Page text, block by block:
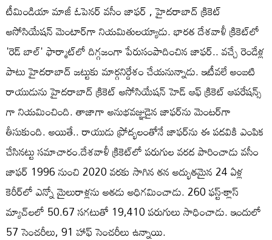
టీమిండియా మాజీ ఓపెనర్‌ వసీం జాఫర్ , హైదరాబాద్ క్రికెట్
అసోసియేషన్ మెంటార్‌గా నియమితులయ్యాడు. భారత దేశవాళీ క్రికెట్‌లో
'రెడ్ బాల్' ఫార్మాట్‌లో దిగ్గజంగా పేరుసంపాదించిన జాఫర్.. వచ్చే రెండేళ్ల
పాటు హైదరాబాద్‌ జట్టుకు మార్గనిర్దేశం చేయనున్నాడు. ఇటీవలే అంబటి
రాయుడును హైదరాబాద్ క్రికెట్ అసోసియేషన్ హెడ్ ఆఫ్ క్రికెట్ ఆపరేషన్స్
గా నియమించింది. తాజాగా అనుభవజ్ఞుడైన జాఫర్‌ను మెంటర్‌గా
తీసుకుంది. అయితే.. రాయుడు ప్రోద్భలంతోనే జాఫర్‌ను ఈ పదవికి ఎంపిక
చేసినట్టు సమాచారం.దేశవాళీ క్రికెట్‌లో పరుగుల వరద పారించాడు వసీం
జాఫర్ 1996 నుంచి 2020 వరకు సాగిన తన అద్భుతమైన 24 ఏళ్ల
కెరీర్‌లో ఎన్నో మైలురాళ్లను అతడు అధిగమించాడు. 260 ఫస్ట్-క్లాస్
మ్యాచ్‌లలో 50.67 సగటుతో 19,410 పరుగులు సాధించాడు. ఇందులో
57 సెంచరీలు, 91 హాఫ్ సెంచరీలు ఉన్నాయి.